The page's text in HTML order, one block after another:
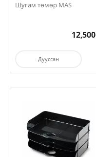
Шугам төмөр MAS
12,500
Дууссан